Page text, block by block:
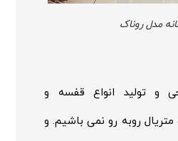
مدل روناک
و تولید انواع قفسه و
روبه رو نمی باشیم. و